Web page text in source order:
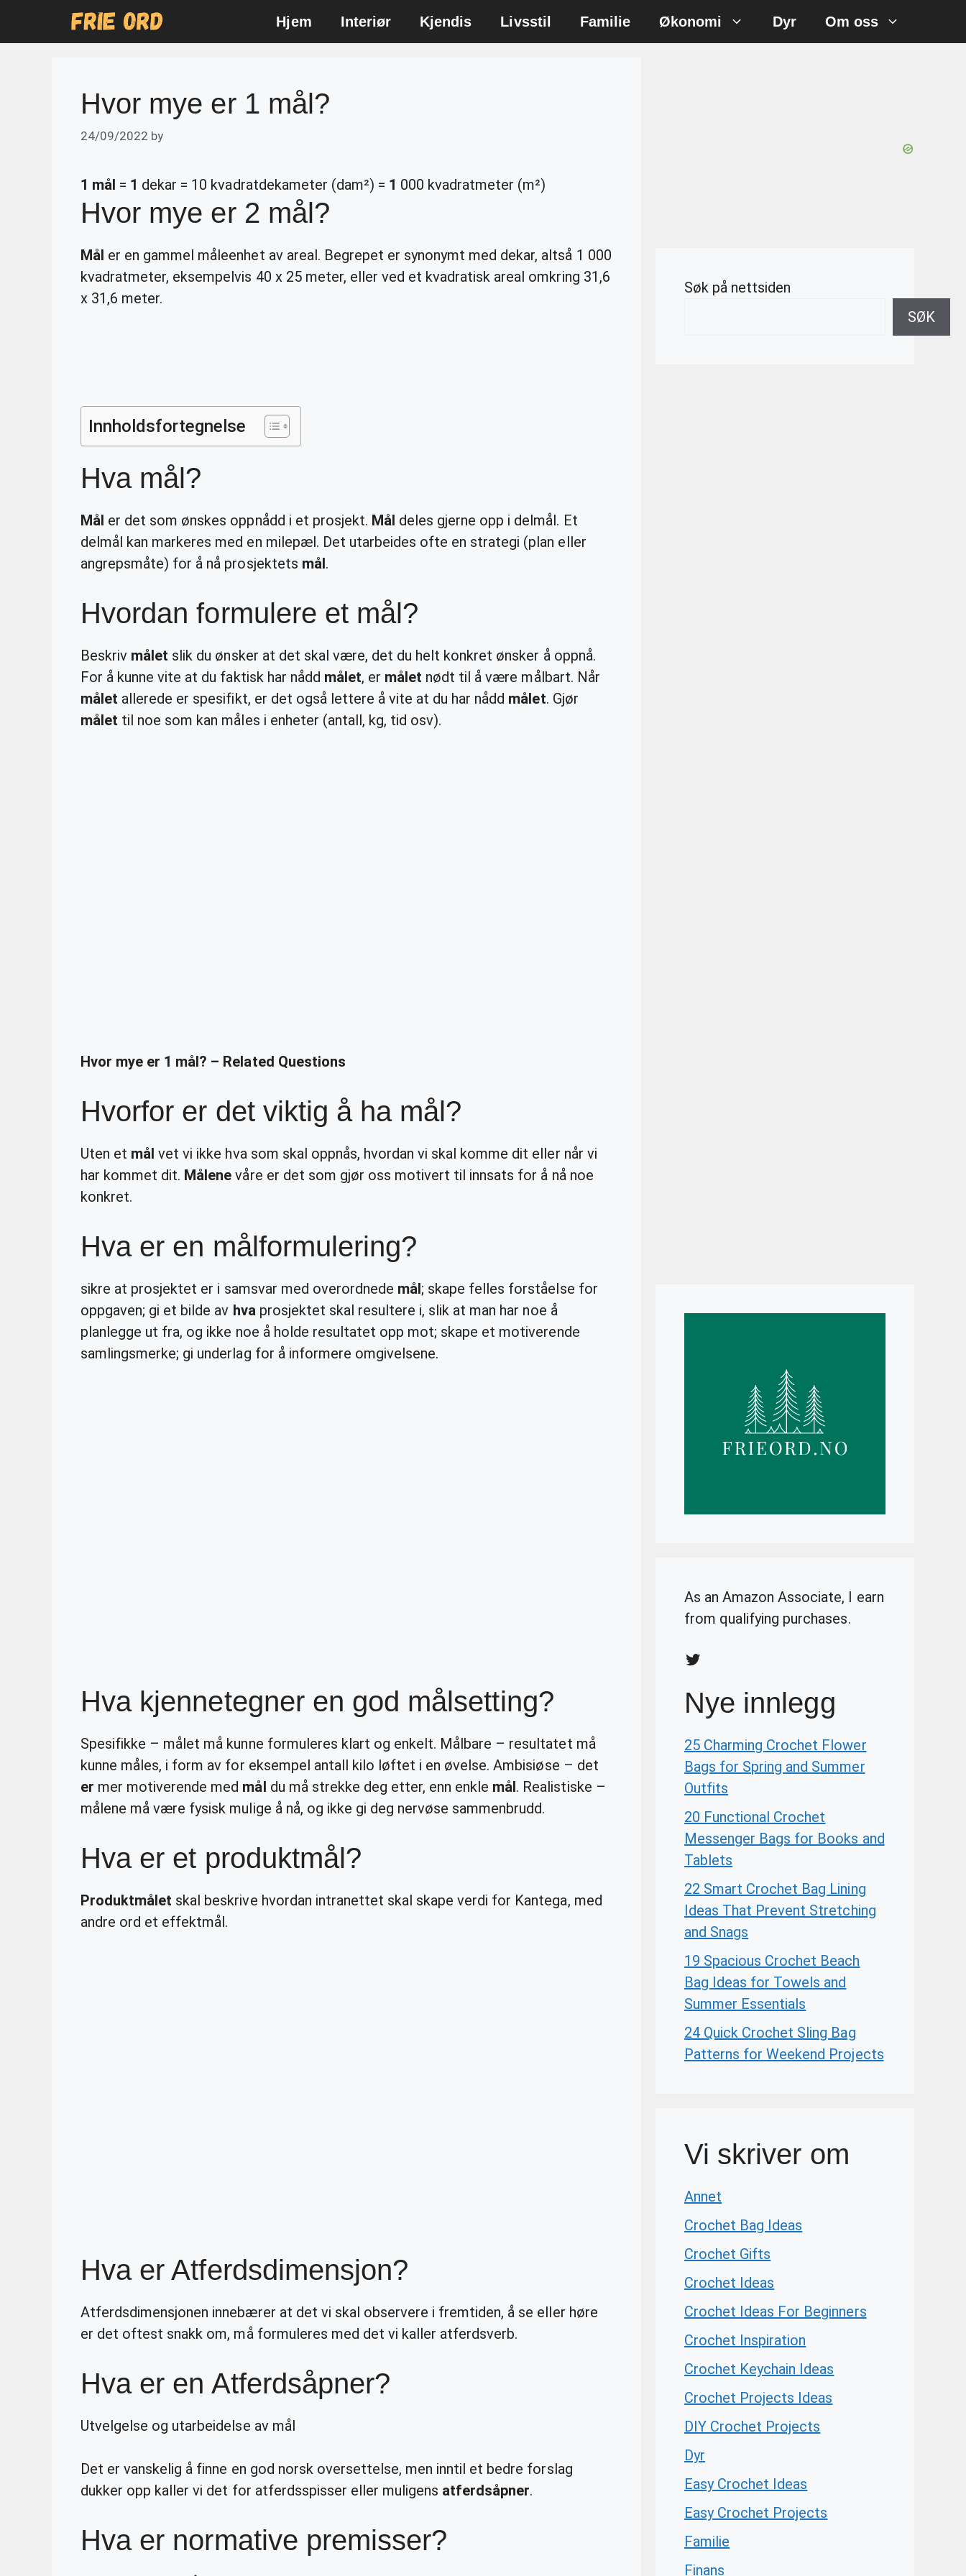
Hjem Interiør Kjendis Livsstil Familie Økonomi Dyr Om oss
Hvor mye er 1 mål?
24/09/2022 by
1 mål = 1 dekar = 10 kvadratdekameter (dam²) = 1 000 kvadratmeter (m²)
Hvor mye er 2 mål?
Mål er en gammel måleenhet av areal. Begrepet er synonymt med dekar, altså 1 000
kvadratmeter, eksempelvis 40 x 25 meter, eller ved et kvadratisk areal omkring 31,6
x 31,6 meter.
Innholdsfortegnelse
Hva mål?
Mål er det som ønskes oppnådd i et prosjekt. Mål deles gjerne opp i delmål. Et
delmål kan markeres med en milepæl. Det utarbeides ofte en strategi (plan eller
angrepsmåte) for å nå prosjektets mål.
Hvordan formulere et mål?
Beskriv målet slik du ønsker at det skal være, det du helt konkret ønsker å oppnå.
For å kunne vite at du faktisk har nådd målet, er målet nødt til å være målbart. Når
målet allerede er spesifikt, er det også lettere å vite at du har nådd målet. Gjør
målet til noe som kan måles i enheter (antall, kg, tid osv).
Hvor mye er 1 mål? – Related Questions
Hvorfor er det viktig å ha mål?
Uten et mål vet vi ikke hva som skal oppnås, hvordan vi skal komme dit eller når vi
har kommet dit. Målene våre er det som gjør oss motivert til innsats for å nå noe
konkret.
Hva er en målformulering?
sikre at prosjektet er i samsvar med overordnede mål; skape felles forståelse for
oppgaven; gi et bilde av hva prosjektet skal resultere i, slik at man har noe å
planlegge ut fra, og ikke noe å holde resultatet opp mot; skape et motiverende
samlingsmerke; gi underlag for å informere omgivelsene.
Hva kjennetegner en god målsetting?
Spesifikke – målet må kunne formuleres klart og enkelt. Målbare – resultatet må
kunne måles, i form av for eksempel antall kilo løftet i en øvelse. Ambisiøse – det
er mer motiverende med mål du må strekke deg etter, enn enkle mål. Realistiske –
målene må være fysisk mulige å nå, og ikke gi deg nervøse sammenbrudd.
Hva er et produktmål?
Produktmålet skal beskrive hvordan intranettet skal skape verdi for Kantega, med
andre ord et effektmål.
Hva er Atferdsdimensjon?
Atferdsdimensjonen innebærer at det vi skal observere i fremtiden, å se eller høre
er det oftest snakk om, må formuleres med det vi kaller atferdsverb.
Hva er en Atferdsåpner?
Utvelgelse og utarbeidelse av mål
Det er vanskelig å finne en god norsk oversettelse, men inntil et bedre forslag
dukker opp kaller vi det for atferdsspisser eller muligens atferdsåpner.
Hva er normative premisser?
Søk på nettsiden
SØK
As an Amazon Associate, I earn
from qualifying purchases.
Twitter
Nye innlegg
25 Charming Crochet Flower
Bags for Spring and Summer
Outfits
20 Functional Crochet
Messenger Bags for Books and
Tablets
22 Smart Crochet Bag Lining
Ideas That Prevent Stretching
and Snags
19 Spacious Crochet Beach
Bag Ideas for Towels and
Summer Essentials
24 Quick Crochet Sling Bag
Patterns for Weekend Projects
Vi skriver om
Annet
Crochet Bag Ideas
Crochet Gifts
Crochet Ideas
Crochet Ideas For Beginners
Crochet Inspiration
Crochet Keychain Ideas
Crochet Projects Ideas
DIY Crochet Projects
Dyr
Easy Crochet Ideas
Easy Crochet Projects
Familie
Finans